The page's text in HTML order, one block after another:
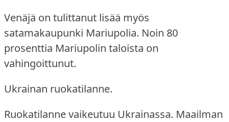
Venäjä on tulittanut lisää myös
satamakaupunki Mariupolia. Noin 80
prosenttia Mariupolin taloista on
vahingoittunut.
Ukrainan ruokatilanne.
Ruokatilanne vaikeutuu Ukrainassa. Maailman